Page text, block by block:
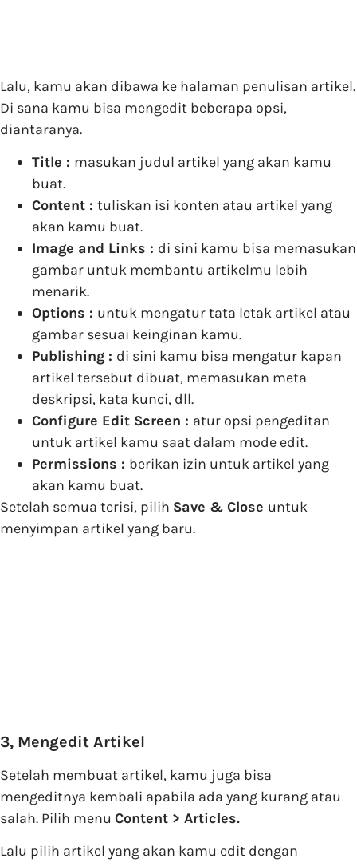
Lalu, kamu akan dibawa ke halaman penulisan artikel.
Di sana kamu bisa mengedit beberapa opsi,
diantaranya.
Title : masukan judul artikel yang akan kamu
buat.
Content : tuliskan isi konten atau artikel yang
akan kamu buat.
Image and Links : di sini kamu bisa memasukan
gambar untuk membantu artikelmu lebih
menarik.
Options : untuk mengatur tata letak artikel atau
gambar sesuai keinginan kamu.
Publishing : di sini kamu bisa mengatur kapan
artikel tersebut dibuat, memasukan meta
deskripsi, kata kunci, dll.
Configure Edit Screen : atur opsi pengeditan
untuk artikel kamu saat dalam mode edit.
Permissions : berikan izin untuk artikel yang
akan kamu buat.
Setelah semua terisi, pilih Save & Close untuk
menyimpan artikel yang baru.
3, Mengedit Artikel
Setelah membuat artikel, kamu juga bisa
mengeditnya kembali apabila ada yang kurang atau
salah. Pilih menu Content > Articles.
Lalu pilih artikel yang akan kamu edit dengan